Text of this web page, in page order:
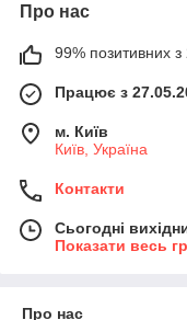
Про нас
99% позитивних з
Працює з
м. Київ
Київ, Україна
Контакти
Сьогодні
Показати весь
Про нас